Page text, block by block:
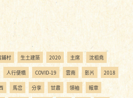
鋪村 生土建築 2020 主席 沈祖堯
人行便橋 COVID-19 雲南 影片 2018
馬岔 分享 甘肅 領袖 報章